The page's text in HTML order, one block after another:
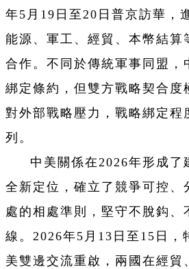
年5月19日至20日普京訪華，
能源、軍工、經貿、本幣結算
合作。不同於傳統軍事同盟，
綁定條約，但雙方戰略契合度
對外部戰略壓力，戰略綁定程
列。
中美關係在2026年形成了
全新定位，確立了競爭可控、
處的相處準則，堅守不脫鈎、
線。2026年5月13日至15日，
美雙邊交流重啟，兩國在經貿